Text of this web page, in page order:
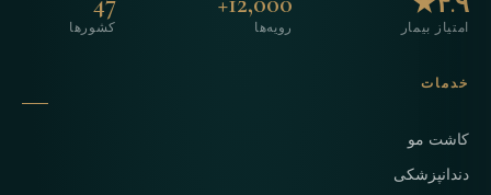
امتیاز بیمار رویه‌ها کشورها
خدمات
کاشت مو
دندانپزشکی